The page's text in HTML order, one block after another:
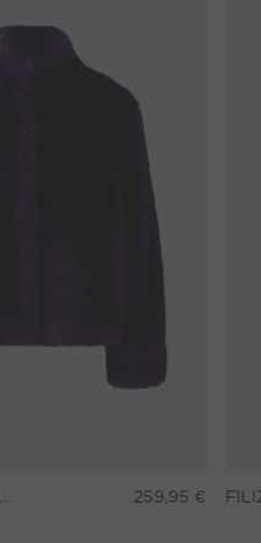
259,95 €